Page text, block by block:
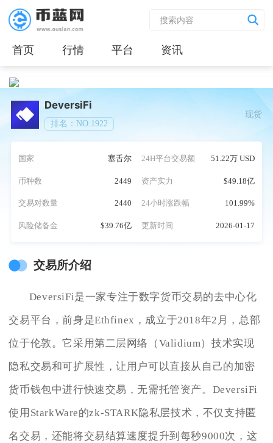
首页 行情 平台 资讯
DeversiFi
排名：NO.1922
现货
国家 塞舌尔 24H平台交易额 51.22万 USD
币种数 2449 资产实力 $49.18亿
交易对数量 2440 24小时涨跌幅 101.99%
风险储备金 $39.76亿 更新时间 2026-01-17
交易所介绍
DeversiFi是一家专注于数字货币交易的去中心化
交易平台，前身是Ethfinex，成立于2018年2月，总部
位于伦敦。它采用第二层网络（Validium）技术实现
隐私交易和可扩展性，让用户可以直接从自己的加密
货币钱包中进行快速交易，无需托管资产。DeversiFi
使用StarkWare的zk-STARK隐私层技术，不仅支持匿
名交易，还能将交易结算速度提升到每秒9000次，这